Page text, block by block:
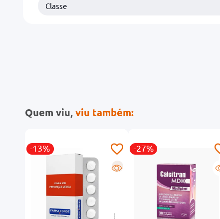
Classe
Quem viu,viu também:
-13%
R
-27%